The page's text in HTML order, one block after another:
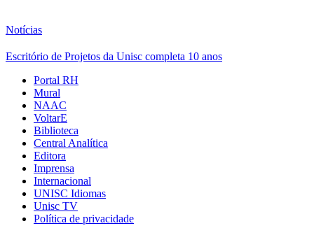
Notícias
Escritório de Projetos da Unisc completa 10 anos
Portal RH
Mural
NAAC
VoltarE
Biblioteca
Central Analítica
Editora
Imprensa
Internacional
UNISC Idiomas
Unisc TV
Política de privacidade